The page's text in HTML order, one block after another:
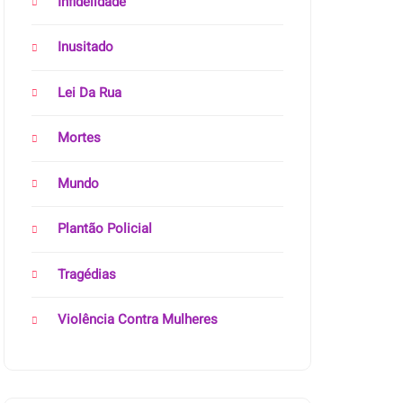
Inusitado
Lei Da Rua
Mortes
Mundo
Plantão Policial
Tragédias
Violência Contra Mulheres